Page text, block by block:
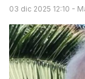
03 dic 2025 12:10 -